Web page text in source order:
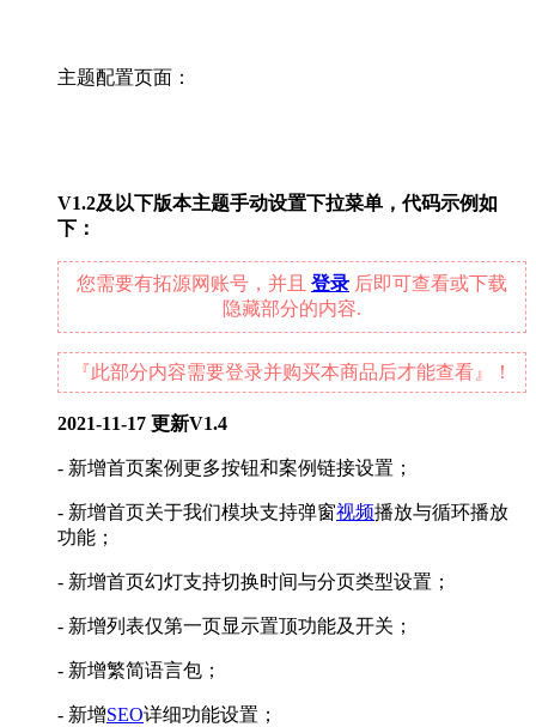
主题配置页面：
V1.2及以下版本主题手动设置下拉菜单，代码示例如
下：
您需要有拓源网账号，并且 登录 后即可查看或下载
隐藏部分的内容.
『此部分内容需要登录并购买本商品后才能查看』！
2021-11-17 更新V1.4
- 新增首页案例更多按钮和案例链接设置；
- 新增首页关于我们模块支持弹窗视频播放与循环播放
功能；
- 新增首页幻灯支持切换时间与分页类型设置；
- 新增列表仅第一页显示置顶功能及开关；
- 新增繁简语言包；
- 新增SEO详细功能设置；